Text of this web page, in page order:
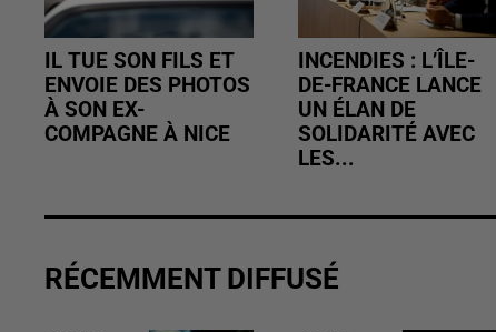
IL TUE SON FILS ET
ENVOIE DES PHOTOS
À SON EX-
COMPAGNE À NICE
INCENDIES : L’ÎLE-
DE-FRANCE LANCE
UN ÉLAN DE
SOLIDARITÉ AVEC
LES...
RÉCEMMENT DIFFUSÉ